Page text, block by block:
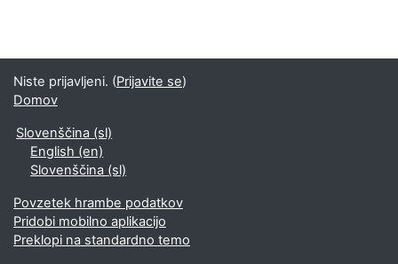
Niste prijavljeni. (Prijavite se)
Domov
Slovenščina ‎(sl)‎
English ‎(en)‎
Slovenščina ‎(sl)‎
Povzetek hrambe podatkov
Pridobi mobilno aplikacijo
Preklopi na standardno temo